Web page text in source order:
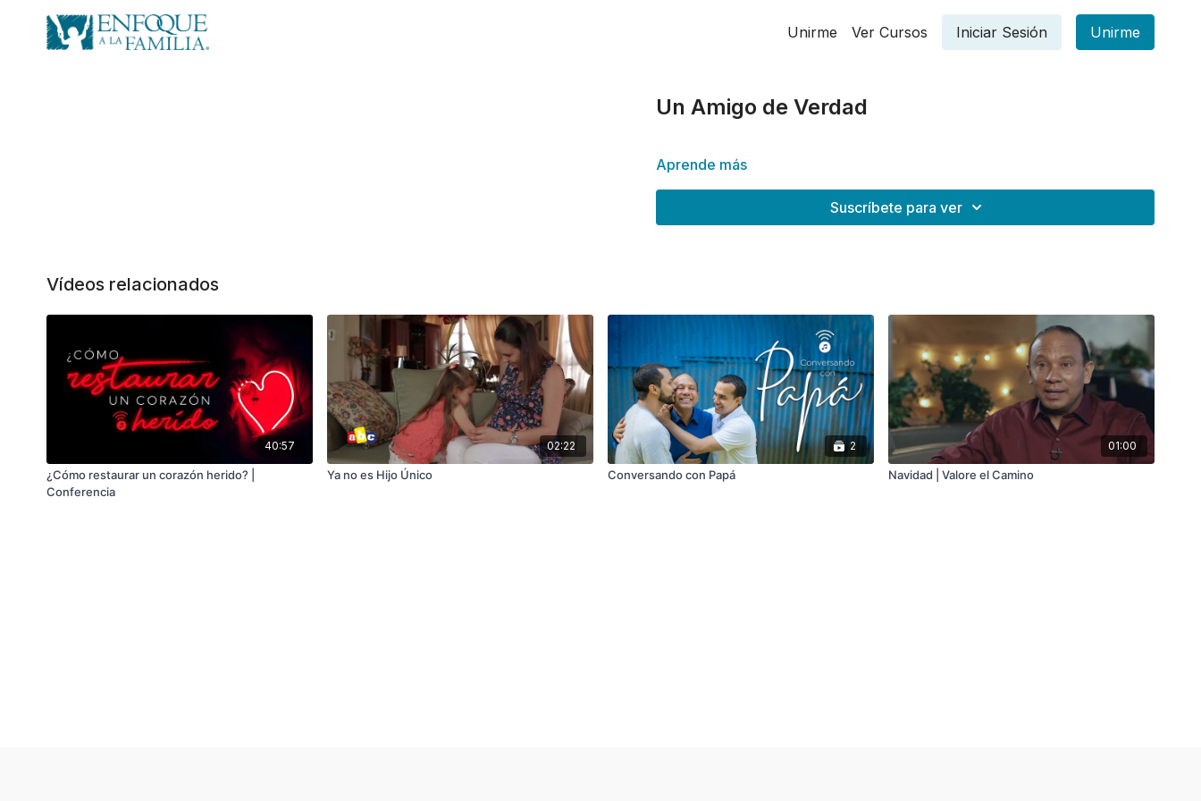
Unirme Ver Cursos Iniciar Sesión Unirme
Un Amigo de Verdad
Aprende más
Suscríbete para ver
Vídeos relacionados
40:57
¿Cómo restaurar un corazón herido? |
Conferencia
02:22
Ya no es Hijo Único
2
Conversando con Papá
01:00
Navidad | Valore el Camino